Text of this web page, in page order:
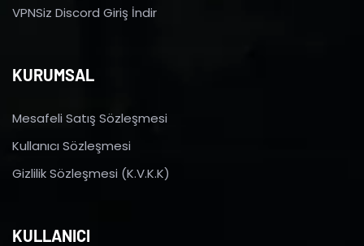
VPNSiz Discord Giriş İndir
KURUMSAL
Mesafeli Satış Sözleşmesi
Kullanıcı Sözleşmesi
Gizlilik Sözleşmesi (K.V.K.K)
KULLANICI